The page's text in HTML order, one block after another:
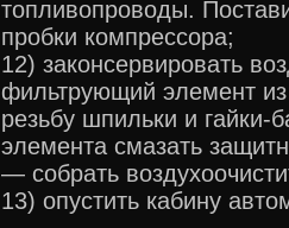
топливопроводы.
пробки компрессора;
12) законсервировать
фильтрующий элемент из
резьбу шпильки и
элемента смазать
— собрать
13) опустить кабину